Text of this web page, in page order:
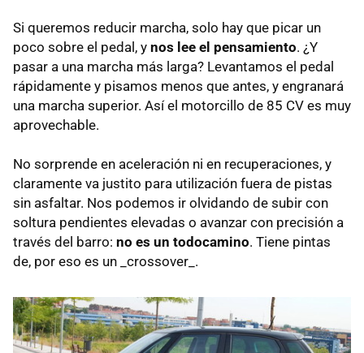
Si queremos reducir marcha, solo hay que picar un
poco sobre el pedal, y nos lee el pensamiento. ¿Y
pasar a una marcha más larga? Levantamos el pedal
rápidamente y pisamos menos que antes, y engranará
una marcha superior. Así el motorcillo de 85 CV es muy
aprovechable.
No sorprende en aceleración ni en recuperaciones, y
claramente va justito para utilización fuera de pistas
sin asfaltar. Nos podemos ir olvidando de subir con
soltura pendientes elevadas o avanzar con precisión a
través del barro: no es un todocamino. Tiene pintas
de, por eso es un _crossover_.